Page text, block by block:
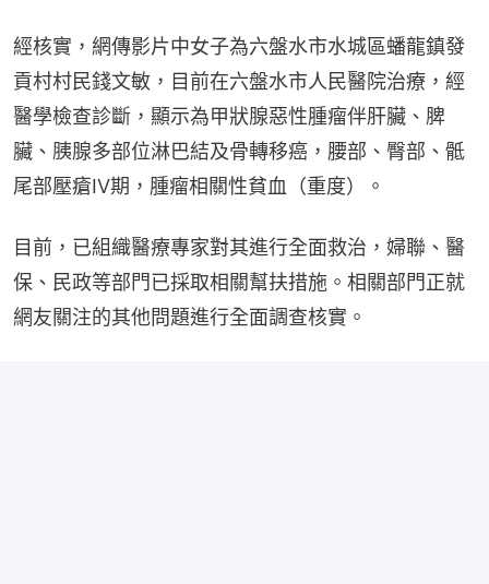
經核實，網傳影片中女子為六盤水市水城區蟠龍鎮發
貢村村民錢文敏，目前在六盤水市人民醫院治療，經
醫學檢查診斷，顯示為甲狀腺惡性腫瘤伴肝臟、脾
臟、胰腺多部位淋巴結及骨轉移癌，腰部、臀部、骶
尾部壓瘡IV期，腫瘤相關性貧血（重度）。
目前，已組織醫療專家對其進行全面救治，婦聯、醫
保、民政等部門已採取相關幫扶措施。相關部門正就
網友關注的其他問題進行全面調查核實。